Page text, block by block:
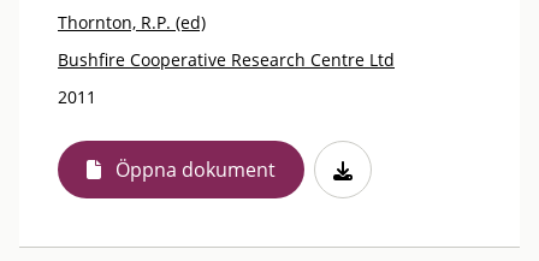
Thornton, R.P. (ed)
Bushfire Cooperative Research Centre Ltd
2011
Öppna dokument